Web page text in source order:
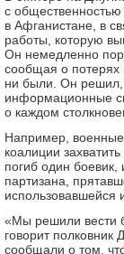
с
в Афганистане, в
работы, которую
Он немедленно
сообщая о потерях
ни были. Он решил,
информационные
о каждом
Например,
коалиции
погиб один
партизана,
использовавшейся
«Мы решили вести
говорит
сообщали о том,